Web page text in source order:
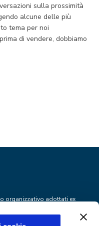
sulla prossimità
alcune delle più
tema per noi
di vendere, dobbiamo
organizzativo adottati ex
dell'identità del segnalante e